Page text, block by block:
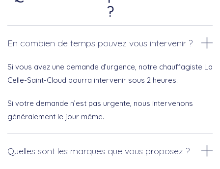
?
En combien de temps pouvez vous intervenir ?
Si vous avez une demande d’urgence, notre chauffagiste La
Celle-Saint-Cloud pourra intervenir sous 2 heures.
Si votre demande n’est pas urgente, nous intervenons
généralement le jour même.
Quelles sont les marques que vous proposez ?